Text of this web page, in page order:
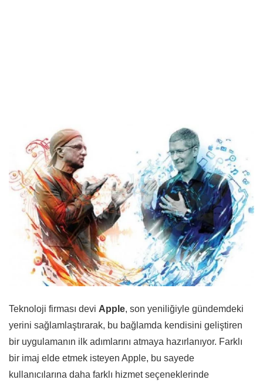
Teknoloji firması devi Apple, son yeniliğiyle gündemdeki
yerini sağlamlaştırarak, bu bağlamda kendisini geliştiren
bir uygulamanın ilk adımlarını atmaya hazırlanıyor. Farklı
bir imaj elde etmek isteyen Apple, bu sayede
kullanıcılarına daha farklı hizmet seçeneklerinde